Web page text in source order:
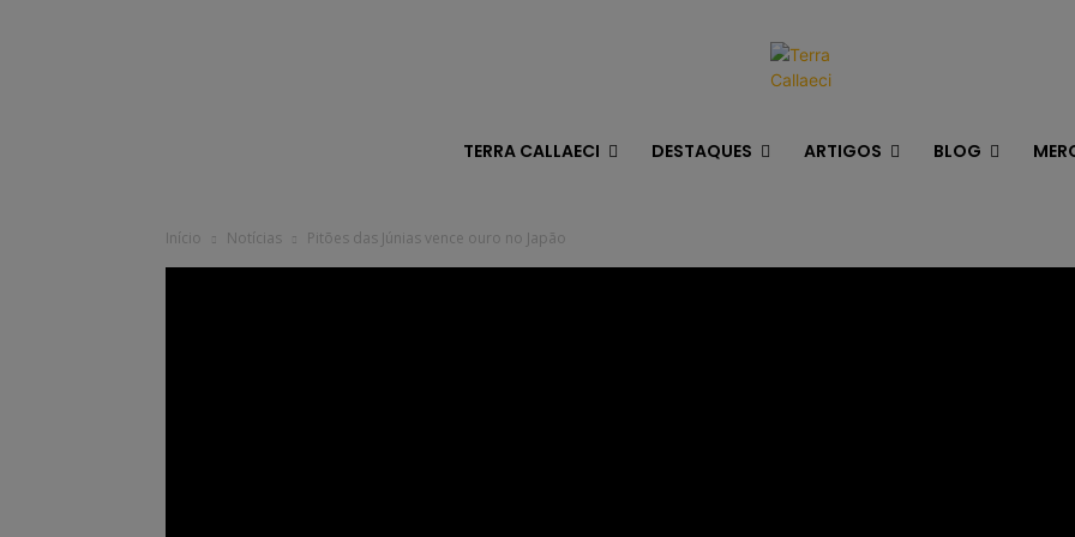
TERRA CALLAECI DESTAQUES ARTIGOS BLOG
Início Notícias Pitões das Júnias vence ouro no Japão